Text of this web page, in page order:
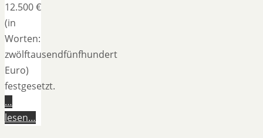
12.500 €
(in
Worten:
zwölftausendfünfhundert
Euro)
festgesetzt.
…
lesen…